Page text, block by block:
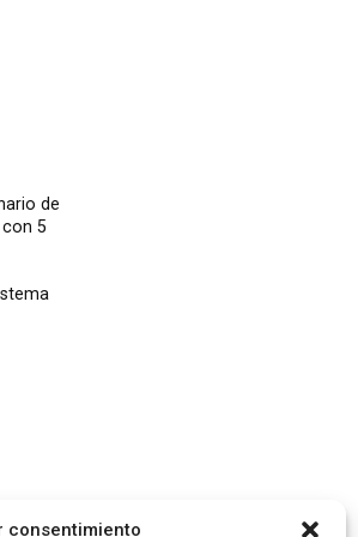
consentimiento
de
con 5
digital son